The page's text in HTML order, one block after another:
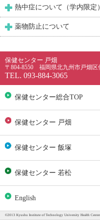
熱中症について（学内限定）
薬物防止について
保健センター 戸畑
〒804-8550 福岡県北九州市戸畑区
TEL. 093-884-3065
保健センター総合TOP
保健センター 戸畑
保健センター 飯塚
保健センター 若松
English
©2013 Kyushu Institute of Technology University Health